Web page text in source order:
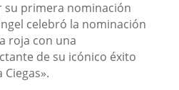
su primera nominación
celebró la nominación
roja con una
de su icónico éxito
Ciegas».